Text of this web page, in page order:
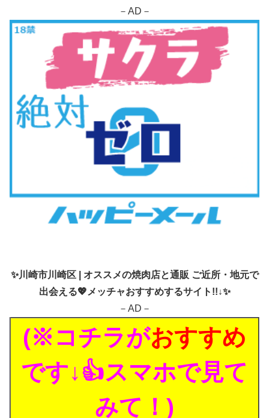
－AD－
✨川崎市川崎区 | オススメの焼肉店と通販 ご近所・地元で
出会える💖メッチャおすすめするサイト!!↓✨
－AD－
(※コチラがおすすめ
です↓👍スマホで見て
みて！)